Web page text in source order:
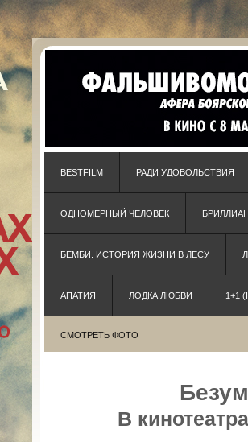
BESTFILM РАДИ УДОВОЛЬСТВИЯ
ОДНОМЕРНЫЙ ЧЕЛОВЕК
БЕМБИ. ИСТОРИЯ ЖИЗНИ В ЛЕСУ
АПАТИЯ ЛОДКА ЛЮБВИ 1+1
СМОТРЕТЬ ФОТО
В